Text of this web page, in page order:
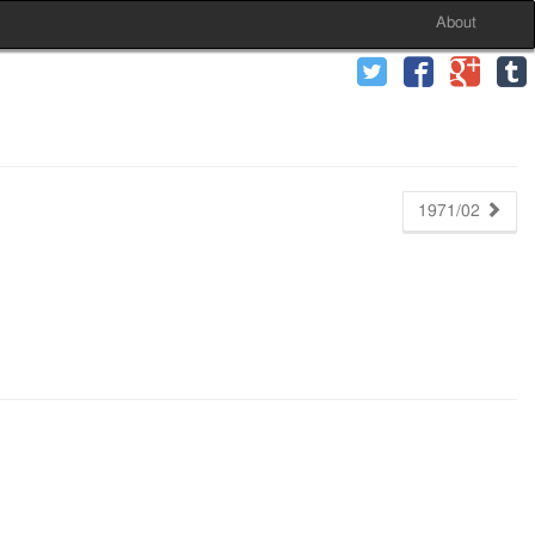
About
1971/02